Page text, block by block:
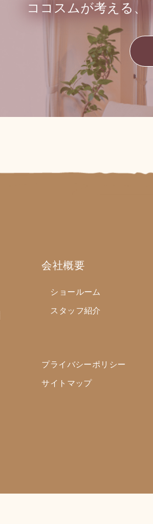
ココスムが考える、
会社概要
ショールーム
スタッフ紹介
プライバシーポリシー
サイトマップ